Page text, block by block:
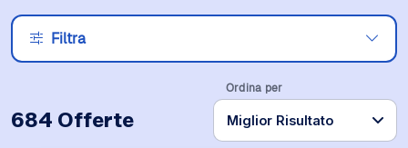
Filtra
684 Offerte
Ordina per